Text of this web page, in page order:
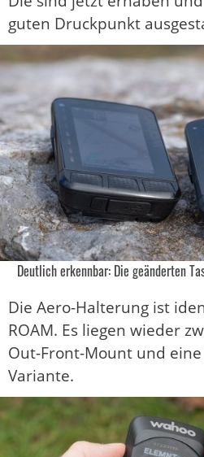
guten Druckpunkt
Deutlich erkennbar: Die geänderten
Die Aero-Halterung ist
ROAM. Es liegen wieder
Out-Front-Mount und
Variante.